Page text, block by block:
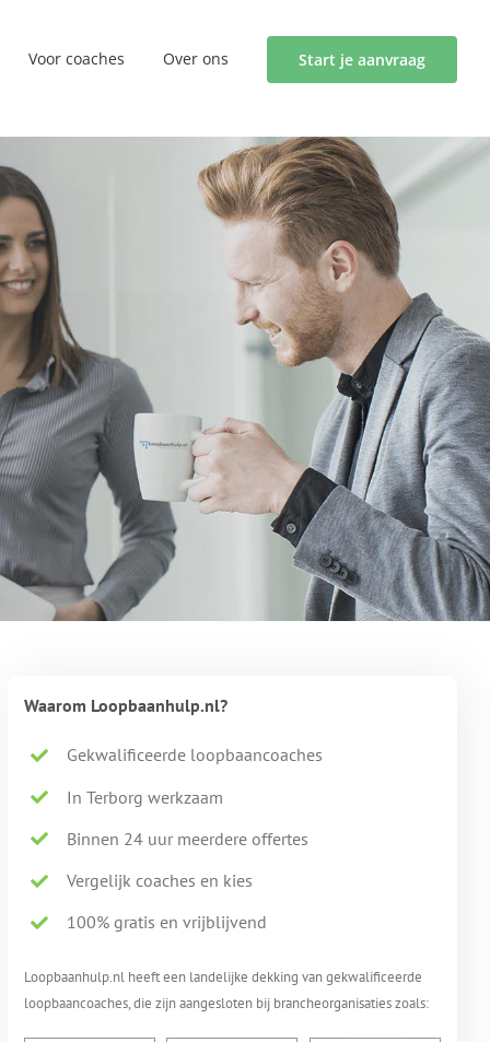
Voor coaches Over ons Start je aanvraag
Waarom Loopbaanhulp.nl?
Gekwalificeerde loopbaancoaches
In Terborg werkzaam
Binnen 24 uur meerdere offertes
Vergelijk coaches en kies
100% gratis en vrijblijvend
Loopbaanhulp.nl heeft een landelijke dekking van gekwalificeerde
loopbaancoaches, die zijn aangesloten bij brancheorganisaties zoals: